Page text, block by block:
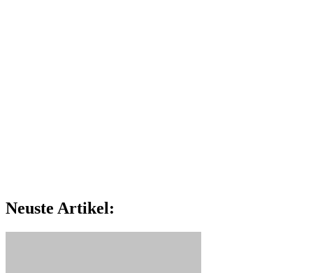
Neuste Artikel: